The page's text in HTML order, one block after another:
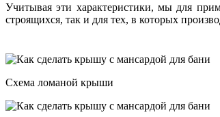
Учитывая эти характеристики, мы для
строящихся, так и для тех, в которых
Схема ломаной крыши